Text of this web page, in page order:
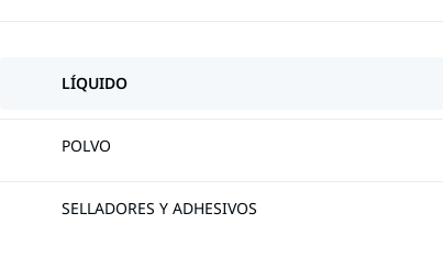
LÍQUIDO
POLVO
SELLADORES Y ADHESIVOS